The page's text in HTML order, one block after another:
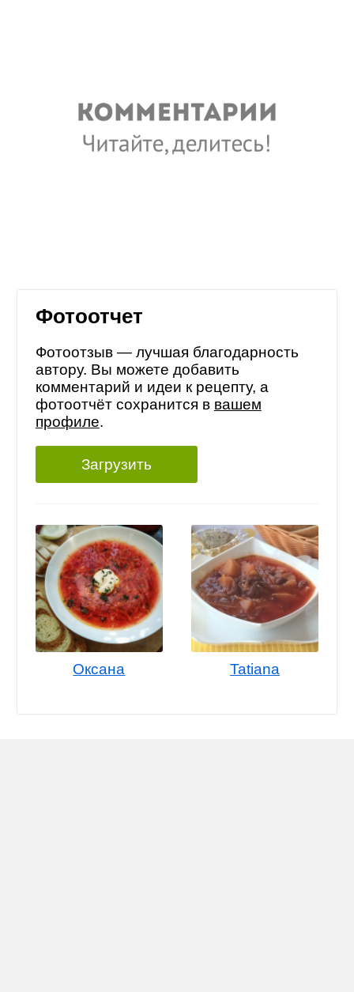
Фотоотчет
Фотоотзыв — лучшая благодарность
автору. Вы можете добавить
комментарий и идеи к рецепту, а
фотоотчёт сохранится в вашем
профиле.
Загрузить
Оксана Tatiana